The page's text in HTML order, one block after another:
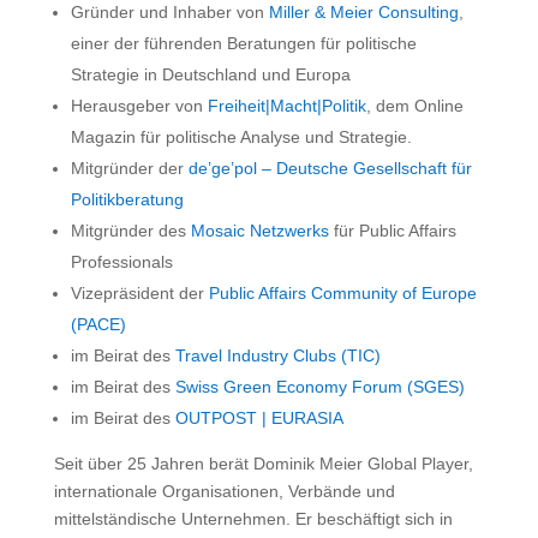
Gründer und Inhaber von Miller & Meier Consulting
einer der führenden Beratungen für politische
Strategie in Deutschland und Europa
Herausgeber von Freiheit|Macht|Politik, dem Online
Magazin für politische Analyse und Strategie.
Mitgründer der de’ge’pol – Deutsche Gesellschaft für
Politikberatung
Mitgründer des Mosaic Netzwerksfür Public Affairs
Professionals
Vizepräsident der Public Affairs Community of Europe
(PACE)
im Beirat des Travel Industry Clubs (TIC)
im Beirat des Swiss Green Economy Forum (SGES)
im Beirat des OUTPOST | EURASIA
Seit über 25 Jahren berät Dominik Meier Global Player,
internationale Organisationen, Verbände und
mittelständische Unternehmen. Er beschäftigt sich in